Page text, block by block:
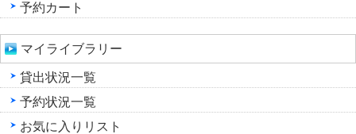
予約カート
マイライブラリー
貸出状況一覧
予約状況一覧
お気に入りリスト